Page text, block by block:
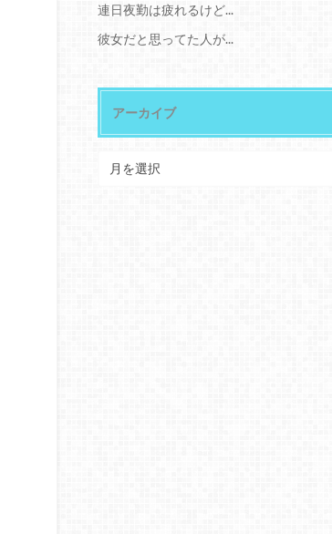
連日夜勤は疲れるけど...
彼女だと思ってた人が...
アーカイブ